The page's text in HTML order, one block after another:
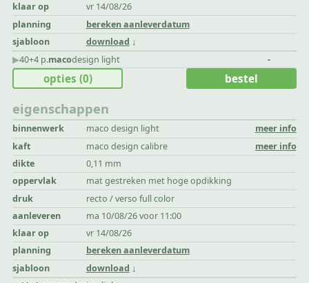
klaar op
vr 14/08/26
planning
bereken aanleverdatum
sjabloon
download
▶︎40+4 p.macodesign light -
eigenschappen
binnenwerk maco design light
meer info
kaft
maco design calibre
meer info
dikte
0,11 mm
oppervlak
mat gestreken met hoge opdikking
druk
recto / verso full color
aanleveren
ma 10/08/26 voor 11:00
klaar op
vr 14/08/26
planning
bereken aanleverdatum
sjabloon
download
opties (0) bestel